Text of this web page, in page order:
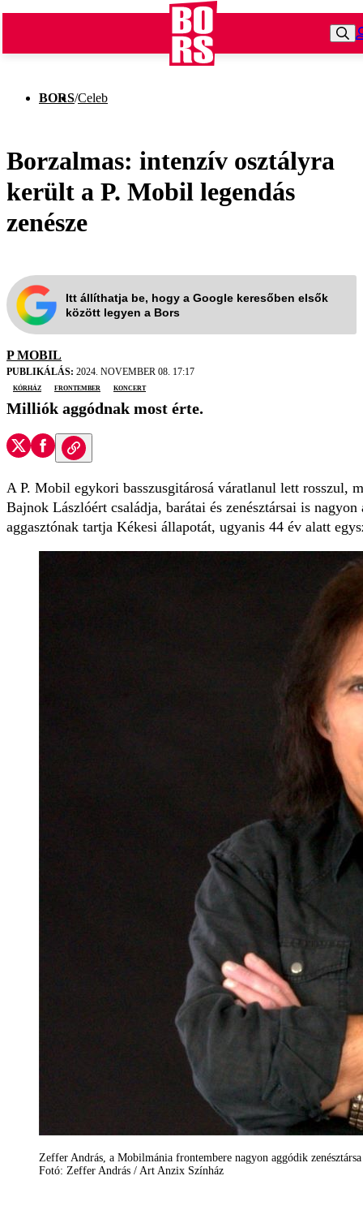
BORS/Celeb
Borzalmas: intenzív osztályra
került a P. Mobil legendás
zenésze
Itt állíthatja be, hogy a Google keresőben elsők
között legyen a Bors
P MOBIL
PUBLIKÁLÁS: 2024. NOVEMBER 08. 17:17
kórház
frontember koncert
Milliók aggódnak most érte.
A P. Mobil egykori basszusgitárosá váratlanul lett rosszul,
Bajnok Lászlóért családja, barátai és zenésztársai is
aggasztónak tartja Kékesi állapotát, ugyanis 44 év alatt
Zeffer András, a Mobilmánia frontembere nagyon aggódik
Fotó: Zeffer András / Art Anzix Színház